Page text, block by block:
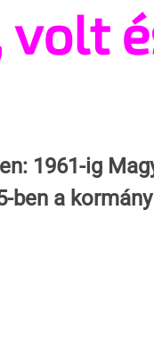
volt
1961-ig
ben a